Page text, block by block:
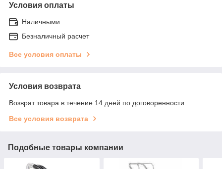
Условия оплаты
Наличными
Безналичный расчет
Все условия оплаты
Условия возврата
Возврат товара в течение 14 дней по договоренности
Все условия возврата
Подобные товары компании